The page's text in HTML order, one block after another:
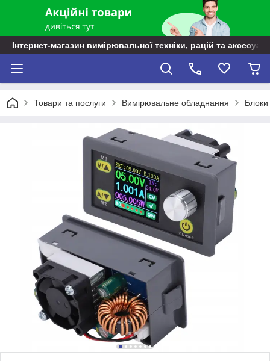
Інтернет-магазин вимірювальної техніки, рацій та
Товари та послуги Вимірювальне обладнання